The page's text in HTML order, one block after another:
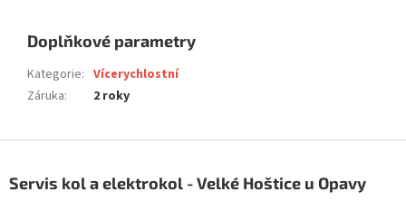
Doplňkové parametry
Kategorie: Vícerychlostní
Záruka: 2 roky
pServis kol a elektrokol - Velké Hoštice u Opavy